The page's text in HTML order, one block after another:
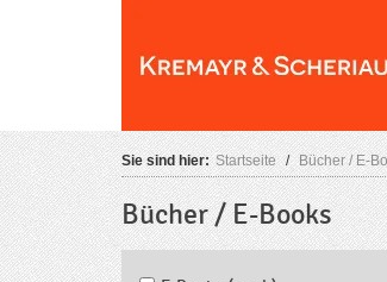
Sie sind hier: Startseite / Bücher / E-
Bücher / E-Books